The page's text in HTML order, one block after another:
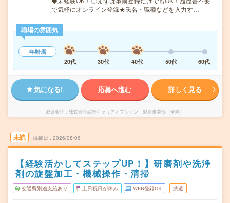
で気軽にオンライン登録★氏名・職種などを入力す…
職場の雰囲気
年齢層
20代
30代 40代 50代 60代
気になる! 応募へ進む 詳しく見る
派遣会社 株式会社綜合キャリアオプション 製造事業部（全国）
未読 掲載日 2026/08/06
【経験活かしてステップUP！】研磨剤や洗浄
剤の旋盤加工・機械操作・清掃
交通費別途支給あり 土日祝日が休み WEB登録OK 派遣